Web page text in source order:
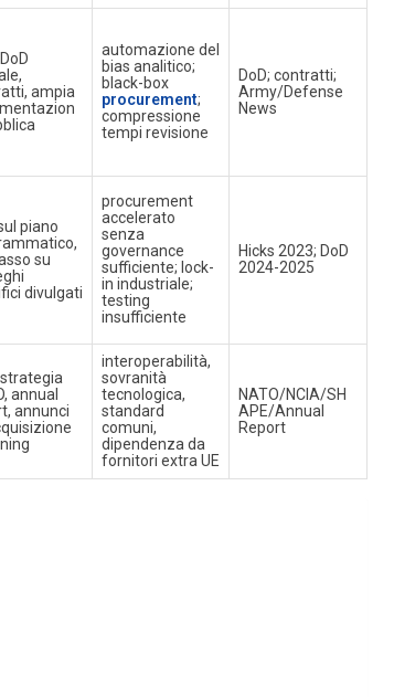
ampia
automazione del
bias analitico;
black-box
procurement;
compressione
tempi revisione
DoD; contratti;
Army/Defense
News
piano
su
divulgati
procurement
accelerato
senza
governance
sufficiente; lock-
in industriale;
testing
insufficiente
Hicks 2023; DoD
2024-2025
annual
annunci
interoperabilità,
sovranità
tecnologica,
standard
comuni,
dipendenza da
fornitori extra UE
NATO/NCIA/SH
APE/Annual
Report